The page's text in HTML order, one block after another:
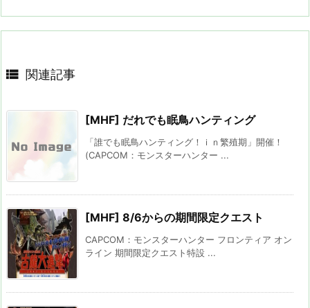
 関連記事
[MHF] だれでも眠鳥ハンティング
「誰でも眠鳥ハンティング！ｉｎ繁殖期」開催！
(CAPCOM：モンスターハンター ...
[MHF] 8/6からの期間限定クエスト
CAPCOM：モンスターハンター フロンティア オン
ライン 期間限定クエスト特設 ...